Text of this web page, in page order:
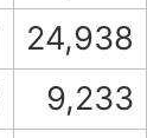
24,938
9,233